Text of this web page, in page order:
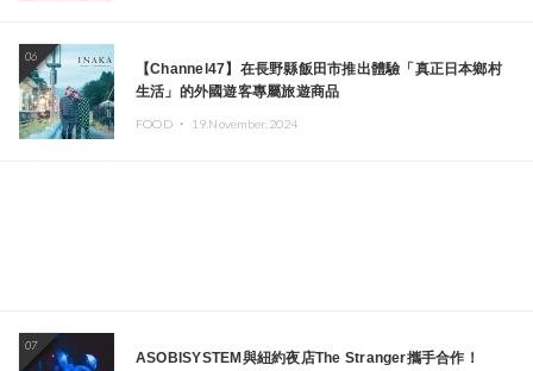
06
【Channel47】在長野縣飯田市推出體驗「真正日本鄉村
生活」的外國遊客專屬旅遊商品
FOOD ・ 19.November.2024
07
ASOBISYSTEM與紐約夜店The Stranger攜手合作！